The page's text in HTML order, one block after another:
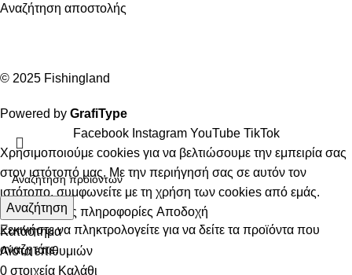
Αναζήτηση αποστολής
© 2025 Fishingland
Powered by GrafiType
Αναζήτηση
Ξεκινήστε να πληκτρολογείτε για να δείτε τα προϊόντα που
αναζητάτε.
Facebook Instagram YouTube TikTok
Χρησιμοποιούμε cookies για να βελτιώσουμε την εμπειρία σας
στον ιστότοπό μας. Με την περιήγησή σας σε αυτόν τον
ιστότοπο, συμφωνείτε με τη χρήση των cookies από εμάς.
Περισσότερες πληροφορίες Αποδοχή
Κατάστημα
Λίστα επιθυμιών
0 στοιχεία Καλάθι